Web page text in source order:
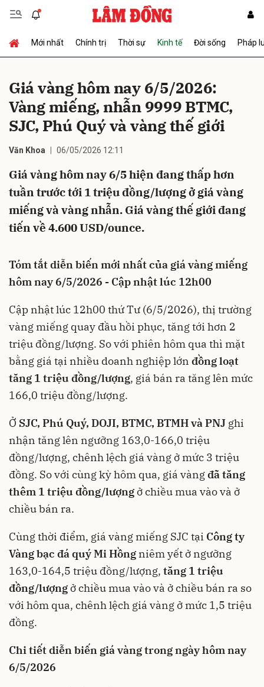
Mới nhất Chính trị Thời sự Kinh tế Đời sống Pháp
Giá vàng hôm nay 6/5/2026:
Vàng miếng, nhẫn 9999 BTMC,
SJC, Phú Quý và vàng thế giới
Văn Khoa 06/05/2026 12:11
Giá vàng hôm nay 6/5 hiện đang thấp hơn
tuần trước tới 1 triệu đồng/lượng ở giá vàng
miếng và vàng nhẫn. Giá vàng thế giới đang
tiến về 4.600 USD/ounce.
Tóm tắt diễn biến mới nhất của giá vàng miếng
hôm nay 6/5/2026 - Cập nhật lúc 12h00
Cập nhật lúc 12h00 thứ Tư (6/5/2026), thị trường
vàng miếng quay đầu hồi phục, tăng tới hơn 2
triệu đồng/lượng. So với phiên hôm qua thì mặt
bằng giá tại nhiều doanh nghiệp lớn đồng loạt
tăng 1 triệu đồng/lượng, giá bán ra tăng lên mức
166,0 triệu đồng/lượng.
Ở SJC, Phú Quý, DOJI, BTMC, BTMH và PNJ ghi
nhận tăng lên ngưỡng 163,0-166,0 triệu
đồng/lượng, chênh lệch giá vàng ở mức 3 triệu
đồng. So với cùng kỳ hôm qua, giá vàngđã tăng
thêm 1 triệu đồng/lượngở chiều mua vào và ở
chiều bán ra.
Cùng thời điểm, giá vàng miếng SJC tại Công ty
Vàng bạc đá quý Mi Hồng niêm yết ở ngưỡng
163,0-164,5 triệu đồng/lượng, tăng 1 triệu
đồng/lượngở chiều mua vào và ở chiều bán ra so
với hôm qua, chênh lệch giá vàng ở mức 1,5 triệu
đồng.
Chi tiết diễn biến giá vàng trong ngày hôm nay
6/5/2026
Gửi bình luận
Hủy Gửi